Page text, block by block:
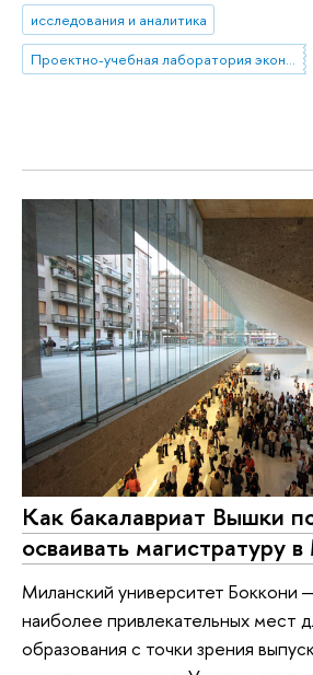
исследования и аналитика
Проектно-учебная лаборатория экономической журналистики
Как бакалавриат Вышки
осваивать магистратуру
Миланский университет Боккони
наиболее привлекательных мест
образования с точки зрения